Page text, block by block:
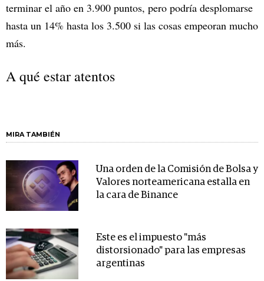
terminar el año en 3.900 puntos, pero podría desplomarse
hasta un 14% hasta los 3.500 si las cosas empeoran mucho
más.
A qué estar atentos
MIRA TAMBIÉN
Una orden de la Comisión de Bolsa y
Valores norteamericana estalla en
la cara de Binance
Este es el impuesto "más
distorsionado" para las empresas
argentinas